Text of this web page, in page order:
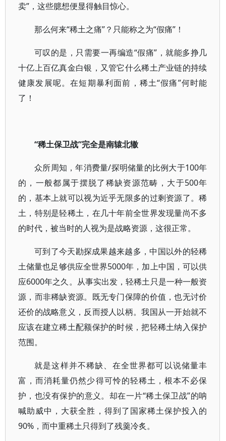
卖”，这些臆想便显得触目惊心。
那么何来“稀土之痛”？只能称之为“假痛”！
可叹的是，只需要一再编造“假痛”，就能多挣几
十亿上百亿真金白银，又管它什么稀土产业链的持续
健康发展呢。在短期暴利面前，稀土“假痛”何时能
了！
“稀土保卫战”完全是南辕北辙
众所周知，年消费量/探明储量的比例大于100年
的，一般都属于摆脱了稀缺资源范畴，大于500年
的，基本上就可以视为近乎无限多的过剩资源了。稀
土，特别是轻稀土，在几十年前全世界发现量尚不多
的时代，被当时的人视为是战略资源，这很正常。
可到了今天勘探成果越来越多，中国以外的轻稀
土储量也足够供应全世界5000年，加上中国，可以供
应6000年之久。从事实出发，轻稀土只是一种一般资
源，而非稀缺资源。既无专门保障的价值，也无讨价
还价的战略意义，反而授人以柄。我国从一开始就不
应该在建立稀土配额保护的时候，把轻稀土纳入保护
范围。
就是这样并不稀缺、在全世界都可以说储量丰
富，而消耗量仍然少得可怜的轻稀土，根本不必保
护，也没有保护的意义。却在一片“稀土保卫战”的呐
喊助威中，大获全胜，得到了国家稀土保护投入的
90%，而中重稀土只得到了残羹冷炙。